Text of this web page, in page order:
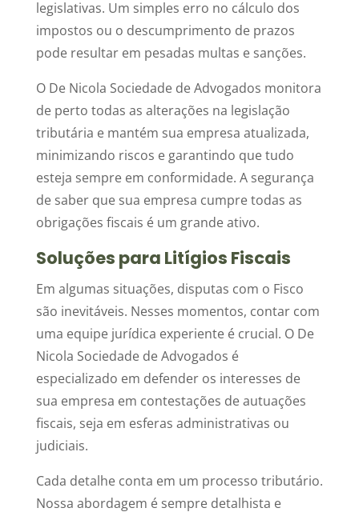
legislativas. Um simples erro no cálculo dos
impostos ou o descumprimento de prazos
pode resultar em pesadas multas e sanções.
O De Nicola Sociedade de Advogados monitora
de perto todas as alterações na legislação
tributária e mantém sua empresa atualizada,
minimizando riscos e garantindo que tudo
esteja sempre em conformidade. A segurança
de saber que sua empresa cumpre todas as
obrigações fiscais é um grande ativo.
Soluções para Litígios Fiscais
Em algumas situações, disputas com o Fisco
são inevitáveis. Nesses momentos, contar com
uma equipe jurídica experiente é crucial. O De
Nicola Sociedade de Advogados é
especializado em defender os interesses de
sua empresa em contestações de autuações
fiscais, seja em esferas administrativas ou
judiciais.
Cada detalhe conta em um processo tributário.
Nossa abordagem é sempre detalhista e